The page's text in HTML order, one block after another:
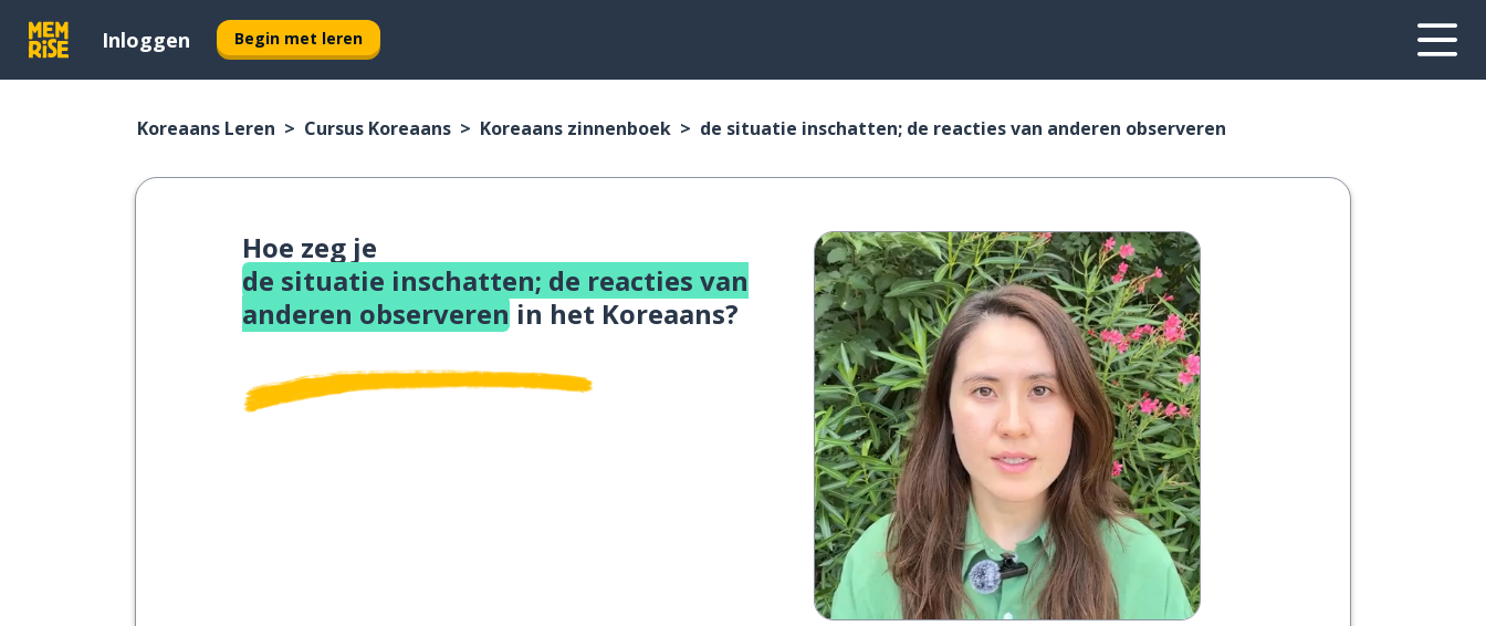
Inloggen Begin met leren
Koreaans Leren Cursus Koreaans Koreaans zinnenboek de situatie inschatten; de reacties van anderen observeren
Hoe zeg je
de situatie inschatten; de reacties van
anderen observeren in het Koreaans?